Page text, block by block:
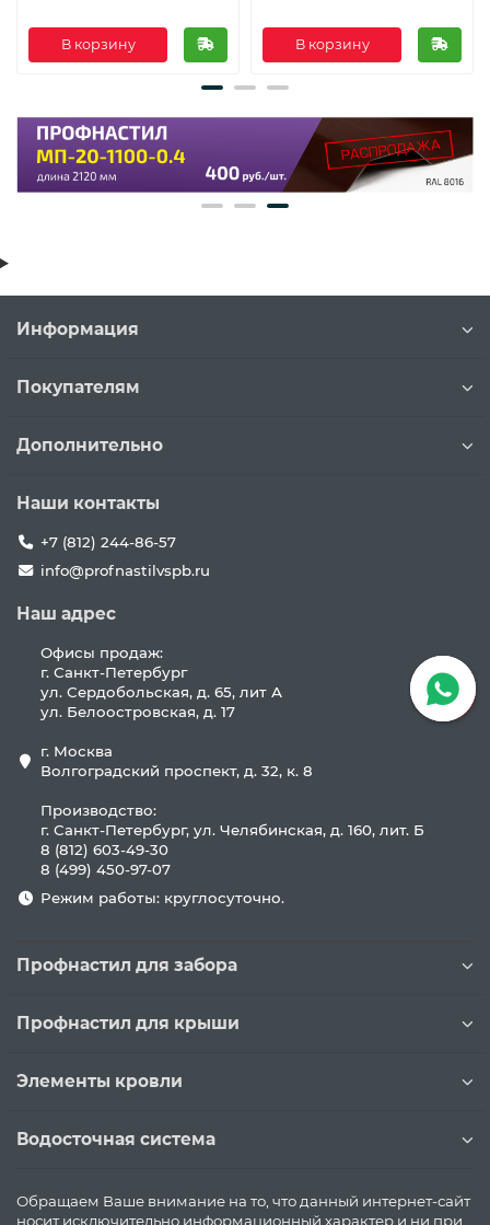
В корзину В корзину
Информация
Покупателям
Дополнительно
Наши контакты
+7 (812) 244-86-57
info@profnastilvspb.ru
Наш адрес
Офисы продаж:
г. Санкт-Петербург
ул. Сердобольская, д. 65, лит А
ул. Белоостровская, д. 17
г. Москва
Волгоградский проспект, д. 32, к. 8
Производство:
г. Санкт-Петербург, ул. Челябинская, д. 160, лит. Б
8 (812) 603-49-30
8 (499) 450-97-07
Режим работы: круглосуточно.
Профнастил для забора
Профнастил для крыши
Элементы кровли
Водосточная система
Обращаем Ваше внимание на то, что данный интернет-сайт
носит исключительно информационный характер и ни при